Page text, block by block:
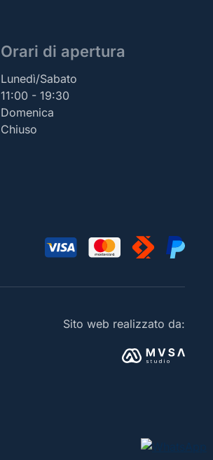
Orari di apertura
Lunedì/Sabato
11:00 - 19:30
Domenica
Chiuso
Sito web realizzato da: